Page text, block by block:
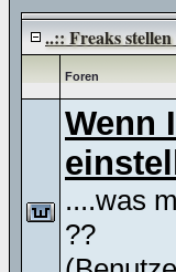
..:: Freaks
Foren
Wenn
....was
??